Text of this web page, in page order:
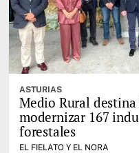
ASTURIAS
Medio Rural
modernizar 167
forestales
EL FIELATO Y EL NORA